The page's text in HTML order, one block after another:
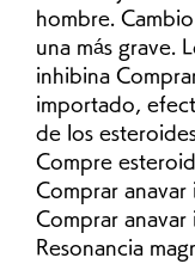
hombre.
una más grave.
inhibina
importado,
de los
Compre
Comprar
Comprar
Resonancia